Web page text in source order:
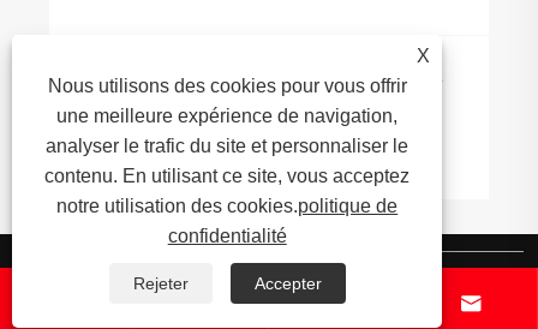
L'industrie de l'encapsulation TPE voit une
augmentation de l'innovation et de
l'expansion du marché
Voir plus >>
À propos de nous
 
X
Nous utilisons des cookies pour vous offrir
une meilleure expérience de navigation,
analyser le trafic du site et personnaliser le
contenu. En utilisant ce site, vous acceptez
notre utilisation des cookies.politique de
confidentialité
Rejeter Accepter